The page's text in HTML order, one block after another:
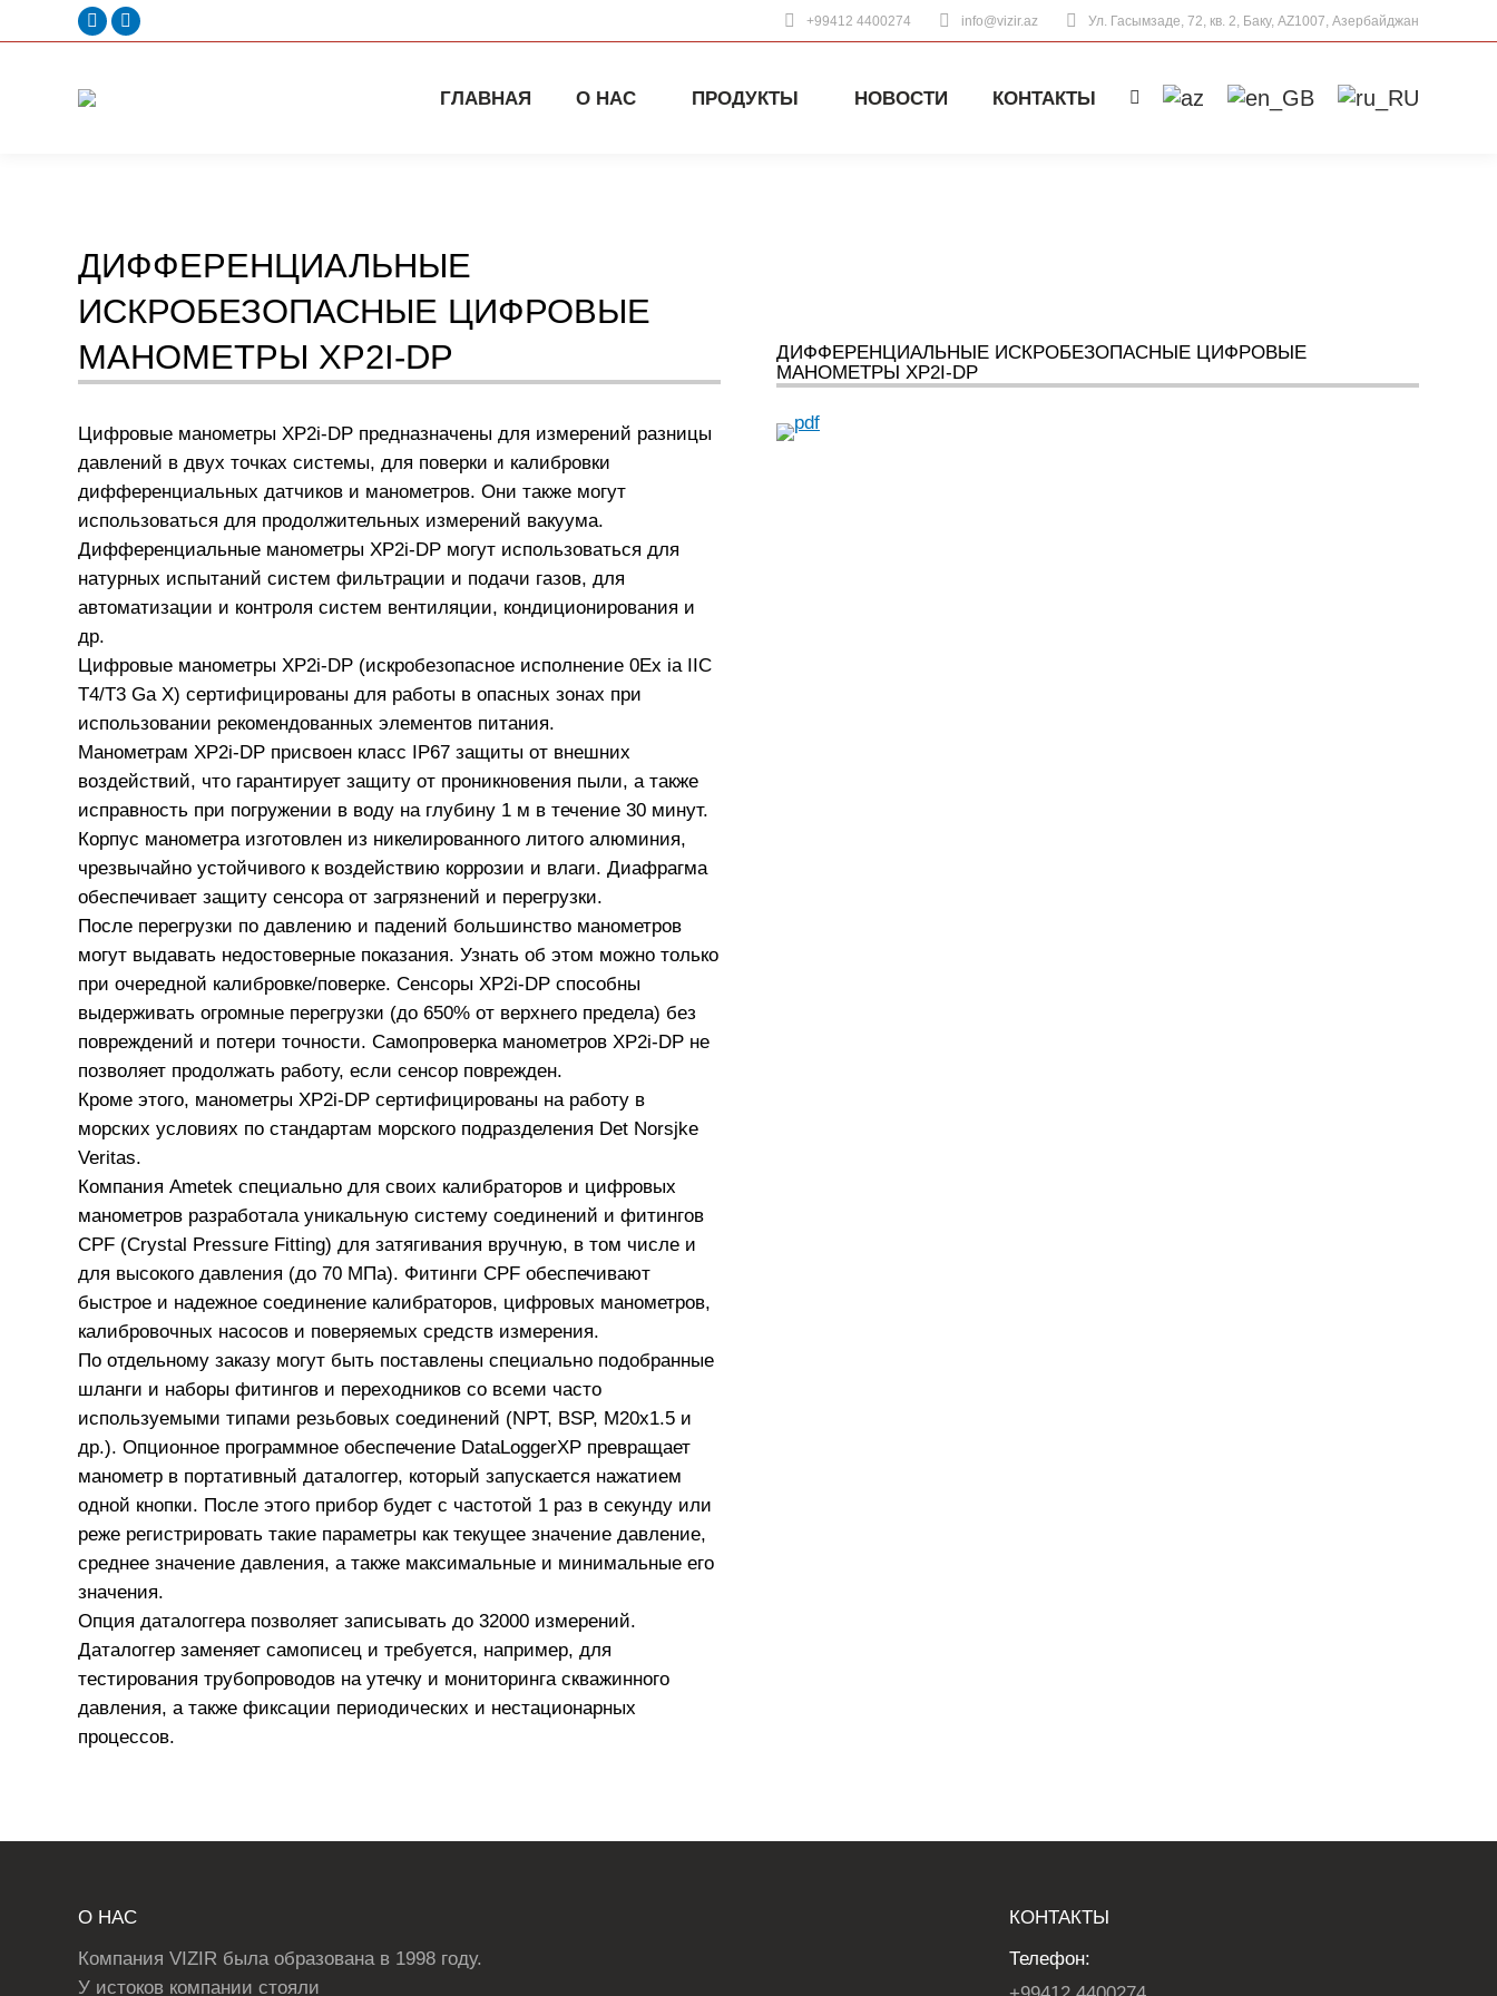
Facebook
opens
Linkedin
+99412 4400274 info@vizir.az Ул. Гасымзаде, 72, кв. 2, Баку, AZ1007, Азербайджан
ГЛАВНАЯ О НАС ПРОДУКТЫ НОВОСТИ КОНТАКТЫ Поиск:
ДИФФЕРЕНЦИАЛЬНЫЕ
ИСКРОБЕЗОПАСНЫЕ ЦИФРОВЫЕ
МАНОМЕТРЫ XP2I-DP
Цифровые манометры XP2i-DP предназначены для измерений разницы
давлений в двух точках системы, для поверки и калибровки
дифференциальных датчиков и манометров. Они также могут
использоваться для продолжительных измерений вакуума.
Дифференциальные манометры XP2i-DP могут использоваться для
натурных испытаний систем фильтрации и подачи газов, для
автоматизации и контроля систем вентиляции, кондиционирования и
др.
Цифровые манометры XP2i-DP (искробезопасное исполнение 0Ex ia IIC
T4/T3 Ga X) сертифицированы для работы в опасных зонах при
использовании рекомендованных элементов питания.
Манометрам XP2i-DP присвоен класс IP67 защиты от внешних
воздействий, что гарантирует защиту от проникновения пыли, а также
исправность при погружении в воду на глубину 1 м в течение 30 минут.
Корпус манометра изготовлен из никелированного литого алюминия,
чрезвычайно устойчивого к воздействию коррозии и влаги. Диафрагма
обеспечивает защиту сенсора от загрязнений и перегрузки.
После перегрузки по давлению и падений большинство манометров
могут выдавать недостоверные показания. Узнать об этом можно только
при очередной калибровке/поверке. Сенсоры XP2i-DP способны
выдерживать огромные перегрузки (до 650% от верхнего предела) без
повреждений и потери точности. Самопроверка манометров XP2i-DP не
позволяет продолжать работу, если сенсор поврежден.
Кроме этого, манометры XP2i-DP сертифицированы на работу в
морских условиях по стандартам морского подразделения Det Norsjke
Veritas.
Компания Ametek специально для своих калибраторов и цифровых
манометров разработала уникальную систему соединений и фитингов
CPF (Crystal Pressure Fitting) для затягивания вручную, в том числе и
для высокого давления (до 70 МПа). Фитинги CPF обеспечивают
быстрое и надежное соединение калибраторов, цифровых манометров,
калибровочных насосов и поверяемых средств измерения.
По отдельному заказу могут быть поставлены специально подобранные
шланги и наборы фитингов и переходников со всеми часто
используемыми типами резьбовых соединений (NPT, BSP, M20x1.5 и
др.). Опционное программное обеспечение DataLoggerXP превращает
манометр в портативный даталоггер, который запускается нажатием
одной кнопки. После этого прибор будет с частотой 1 раз в секунду или
реже регистрировать такие параметры как текущее значение давление,
среднее значение давления, а также максимальные и минимальные его
значения.
Опция даталоггера позволяет записывать до 32000 измерений.
Даталоггер заменяет самописец и требуется, например, для
тестирования трубопроводов на утечку и мониторинга скважинного
давления, а также фиксации периодических и нестационарных
процессов.
ДИФФЕРЕНЦИАЛЬНЫЕ ИСКРОБЕЗОПАСНЫЕ ЦИФРОВЫЕ
МАНОМЕТРЫ XP2I-DP
О НАС
Компания VIZIR была образована в 1998 году.
У истоков компании стояли
КОНТАКТЫ
Телефон: